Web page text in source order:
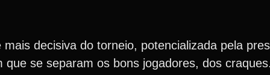
decisiva do torneio, potencializada pela
se separam os bons jogadores, dos